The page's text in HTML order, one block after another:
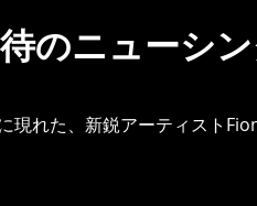
のニューシン
現れた、新鋭アーティスト